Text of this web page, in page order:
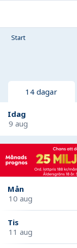
Start
14 dagar
Idag
9 aug
Mån
10 aug
Tis
11 aug